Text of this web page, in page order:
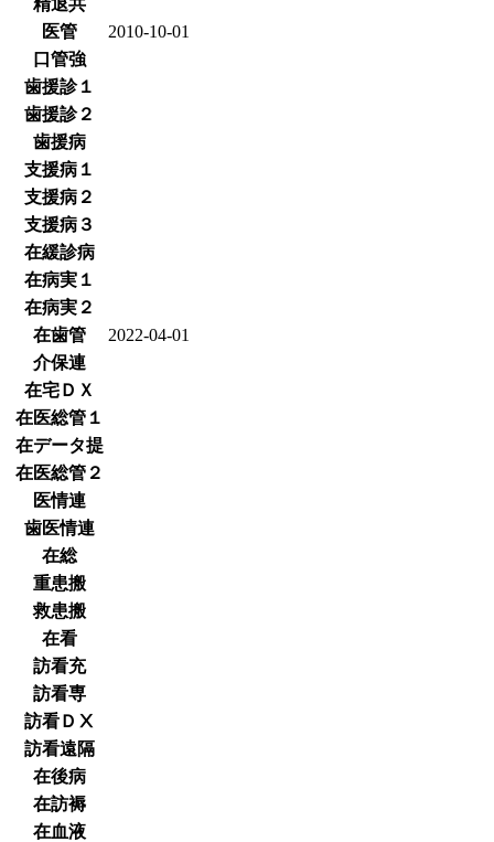
医管
2010-10-01
口管強
歯援診１
歯援診２
歯援病
支援病１
支援病２
支援病３
在緩診病
在病実１
在病実２
在歯管
2022-04-01
介保連
在宅ＤＸ
在医総管１
在データ提
在医総管２
医情連
歯医情連
在総
重患搬
救患搬
在看
訪看充
訪看専
訪看ＤⅩ
訪看遠隔
在後病
在訪褥
在血液